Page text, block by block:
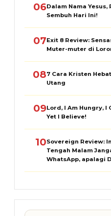
06Dalam Nama
Sembuh Hari Ini!
07Exit 8 Review:
Muter-muter di
087 Cara Kristen
Utang
09Lord, I Am Hungry, I
Yet I Believe!
10Sovereign Review:
Tengah Malam
WhatsApp, apalagi